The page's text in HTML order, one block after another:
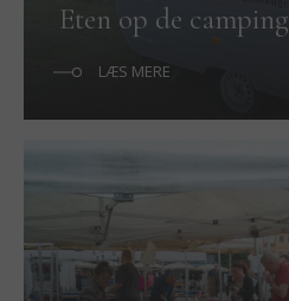
Eten op de camping
LÆS MERE